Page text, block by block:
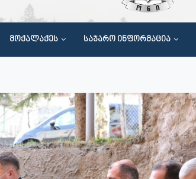
ᲛᲝᲥᲐᲚᲐᲥᲔᲡ ᲡᲐᲯᲐᲠᲝ ᲘᲜᲤᲝᲠᲛᲐᲪᲘᲐ